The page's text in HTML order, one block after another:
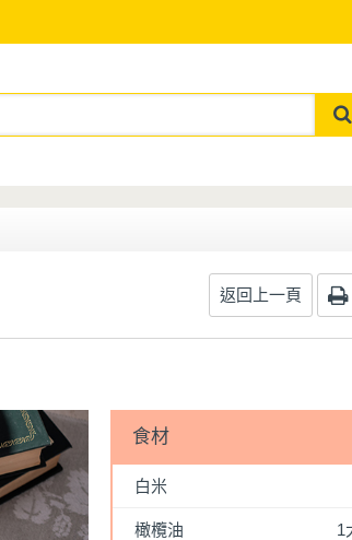
返回上一頁
食材
白米
橄欖油 1